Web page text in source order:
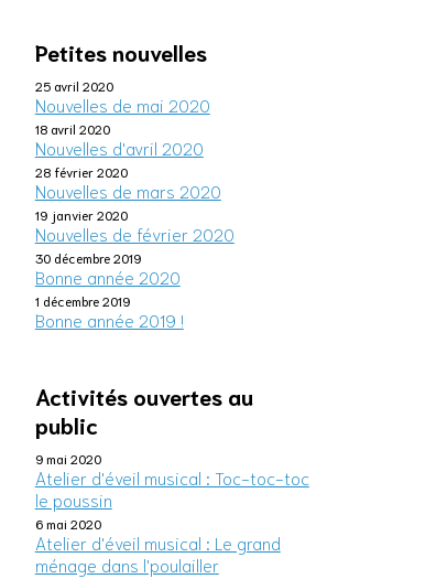
Petites nouvelles
25 avril 2020
Nouvelles de mai 2020
18 avril 2020
Nouvelles d'avril 2020
28 février 2020
Nouvelles de mars 2020
19 janvier 2020
Nouvelles de février 2020
30 décembre 2019
Bonne année 2020
1 décembre 2019
Bonne année 2019 !
Activités ouvertes au
public
9 mai 2020
Atelier d'éveil musical : Toc-toc-toc
le poussin
6 mai 2020
Atelier d'éveil musical : Le grand
ménage dans l'poulailler